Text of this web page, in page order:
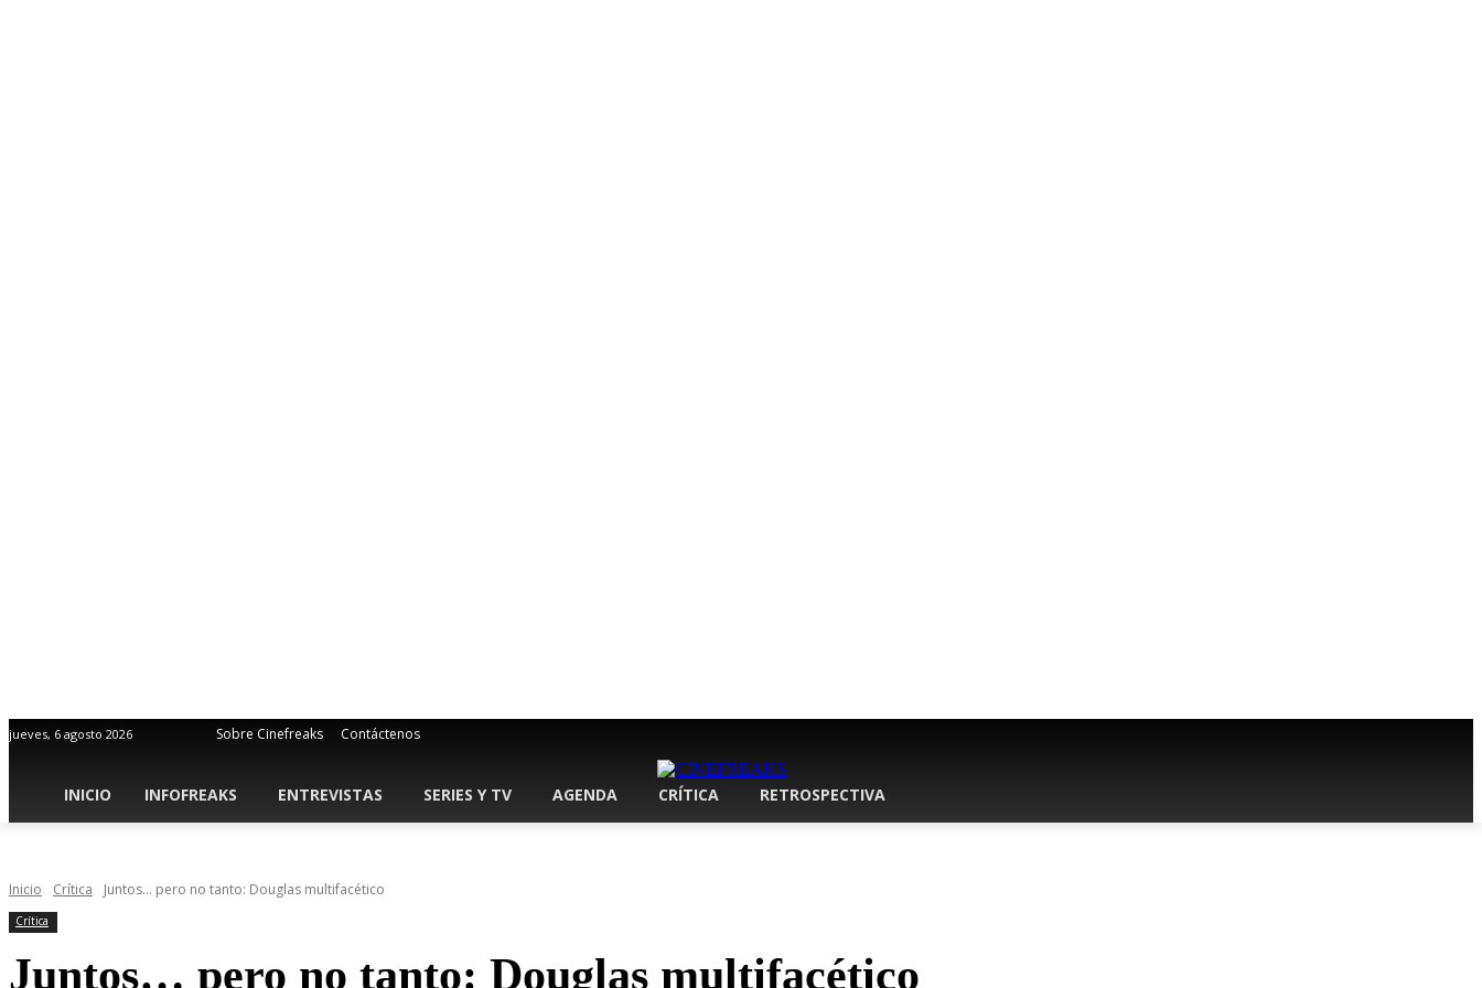
jueves, 6 agosto 2026 Sobre Cinefreaks Contáctenos
INICIO INFOFREAKS ENTREVISTAS SERIES Y TV AGENDA CRÍTICA RETROSPECTIVA
Inicio Crítica Juntos... pero no tanto: Douglas multifacético
Crítica
Juntos… pero no tanto: Douglas multifacético